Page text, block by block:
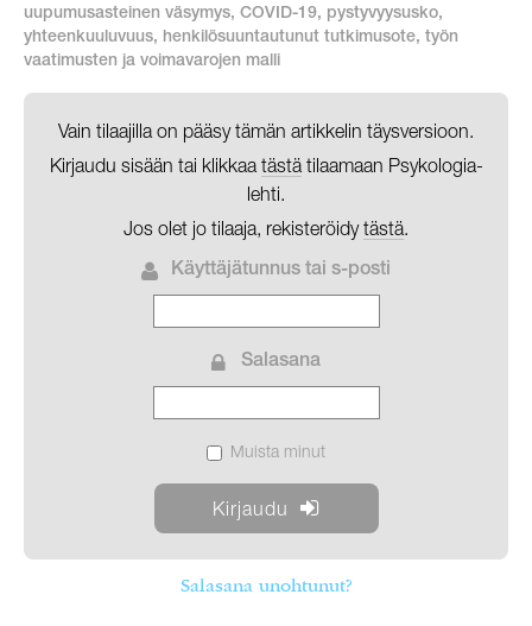
uupumusasteinen väsymys, COVID-19, pystyvyysusko,
yhteenkuuluvuus, henkilösuuntautunut tutkimusote, työn
vaatimusten ja voimavarojen malli
Vain tilaajilla on pääsy tämän artikkelin täysversioon.
Kirjaudu sisään tai klikkaa tästätilaamaan Psykologia-
lehti.
Jos olet jo tilaaja, rekisteröidytästä.
Käyttäjätunnus tai s-posti
Salasana
Muista minut
Salasana unohtunut?